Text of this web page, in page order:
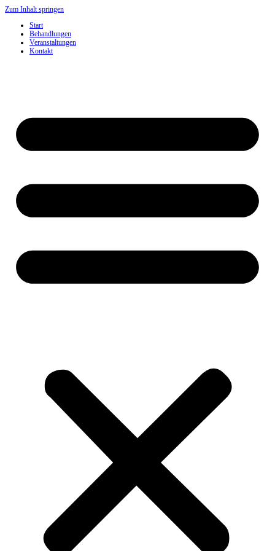
Zum Inhalt springen
Start
Behandlungen
Veranstaltungen
Kontakt